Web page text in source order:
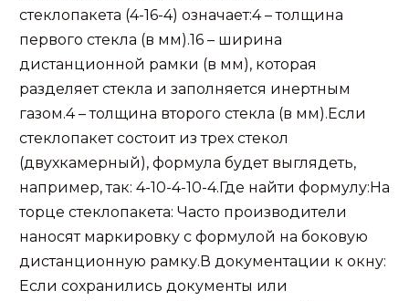
стеклопакета (4-16-4) означает:4 – толщина
первого стекла (в мм).16 – ширина
дистанционной рамки (в мм), которая
разделяет стекла и заполняется инертным
газом.4 – толщина второго стекла (в мм).Если
стеклопакет состоит из трех стекол
(двухкамерный), формула будет выглядеть,
например, так: 4-10-4-10-4.Где найти формулу:На
торце стеклопакета: Часто производители
наносят маркировку с формулой на боковую
дистанционную рамку.В документации к окну:
Если сохранились документы или